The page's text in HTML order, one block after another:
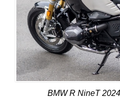
BMW R NineT